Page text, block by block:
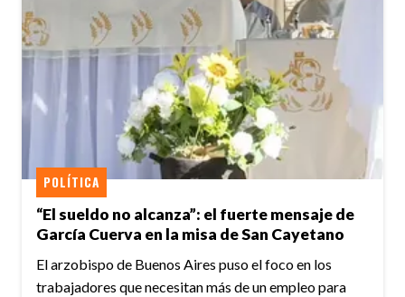
“El sueldo no alcanza”: el fuerte mensaje de
García Cuerva en la misa de San Cayetano
POLÍTICA
El arzobispo de Buenos Aires puso el foco en los
trabajadores que necesitan más de un empleo para